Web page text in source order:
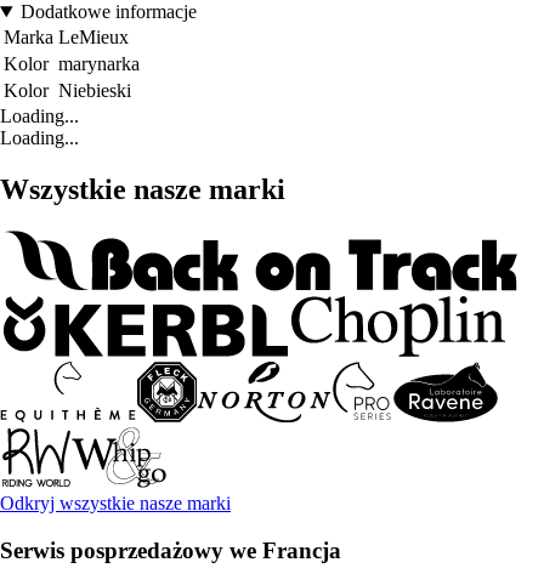
Dodatkowe informacje
Marka LeMieux
Kolor marynarka
Kolor Niebieski
Loading...
Loading...
Wszystkie nasze marki
Odkryj wszystkie nasze marki
Serwis posprzedażowy we Francja